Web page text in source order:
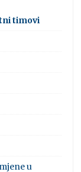
timovi
u